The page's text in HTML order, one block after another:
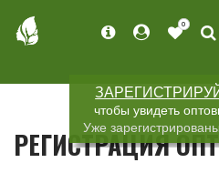
чтобы увидеть
Уже
0
РЕГИСТРАЦИЯ